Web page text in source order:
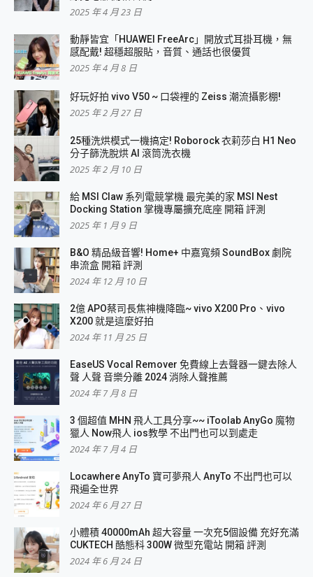
2025 年 4 月 23 日
動靜皆宜「HUAWEI FreeArc」開放式耳掛耳機，無
感配戴! 超穩超服貼，音質、通話也很優質
2025 年 4 月 8 日
好玩好拍 vivo V50 ~ 口袋裡的 Zeiss 潮流攝影棚!
2025 年 2 月 27 日
25種洗烘模式一機搞定! Roborock 衣莉莎白 H1 Neo
分子篩洗脫烘 AI 滾筒洗衣機
2025 年 2 月 10 日
給 MSI Claw 系列電競掌機 最完美的家 MSI Nest
Docking Station 掌機專屬擴充底座 開箱 評測
2025 年 1 月 9 日
B&O 精品級音響! Home+ 中嘉寬頻 SoundBox 劇院
串流盒 開箱 評測
2024 年 12 月 10 日
2億 APO蔡司長焦神機降臨~ vivo X200 Pro、vivo
X200 就是這麼好拍
2024 年 11 月 25 日
EaseUS Vocal Remover 免費線上去聲器一鍵去除人
聲 人聲 音樂分離 2024 消除人聲推薦
2024 年 7 月 8 日
3 個超值 MHN 飛人工具分享~~ iToolab AnyGo 魔物
獵人 Now飛人 ios教學 不出門也可以到處走
2024 年 7 月 4 日
Locawhere AnyTo 寶可夢飛人 AnyTo 不出門也可以
飛遍全世界
2024 年 6 月 27 日
小體積 40000mAh 超大容量 一次充5個設備 充好充滿
CUKTECH 酷態科 300W 微型充電站 開箱 評測
2024 年 6 月 24 日